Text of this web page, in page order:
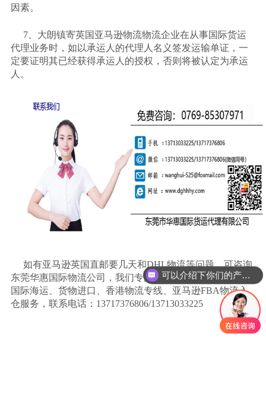
因素。
7、大朗镇寄英国亚马逊物流物流企业在从事国际货运
代理业务时，如以承运人的代理人名义签发运输单证，一
定要证明其已经获得承运人的授权，否则将被认定为承运
人。
如有亚马逊英国直邮要几天和DHL物流等问题，可咨询
东莞华惠国际物流公司，我们专注国际快递、国际空运、
国际海运、货物进口、香港物流专线、亚马逊FBA物流入
仓服务，联系电话：13717376806/13713033225
可以介绍下你们的产品么